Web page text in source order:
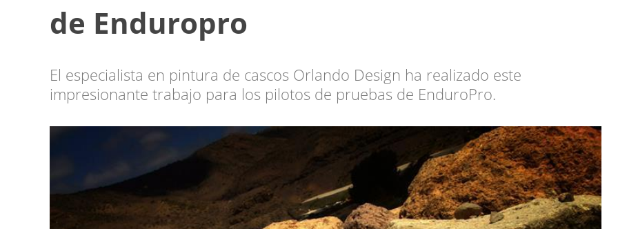
de Enduropro
El especialista en pintura de cascos Orlando Design ha realizado este
impresionante trabajo para los pilotos de pruebas de EnduroPro.